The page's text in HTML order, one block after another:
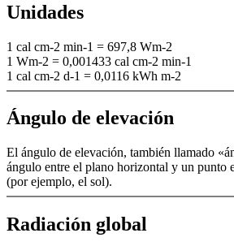
Unidades
1 cal cm-2 min-1 = 697,8 Wm-2
1 Wm-2 = 0,001433 cal cm-2 min-1
1 cal cm-2 d-1 = 0,0116 kWh m-2
Ángulo de elevación
El ángulo de elevación, también llamado
ángulo entre el plano horizontal y un punto
(por ejemplo, el sol).
Radiación global